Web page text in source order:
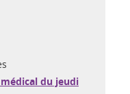
du jeudi